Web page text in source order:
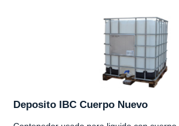
Deposito IBC Cuerpo Nuevo